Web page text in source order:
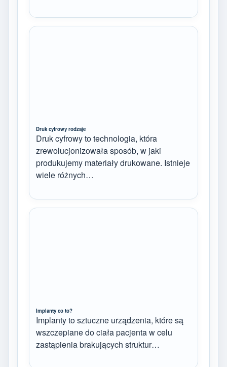
Druk cyfrowy rodzaje
Druk cyfrowy to technologia, która
zrewolucjonizowała sposób, w jaki
produkujemy materiały drukowane. Istnieje
wiele różnych…
Implanty co to?
Implanty to sztuczne urządzenia, które są
wszczepiane do ciała pacjenta w celu
zastąpienia brakujących struktur…